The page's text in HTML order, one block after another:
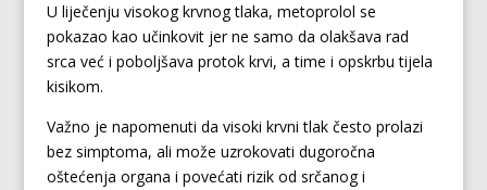
U liječenju visokog krvnog tlaka, metoprolol se
pokazao kao učinkovit jer ne samo da olakšava rad
srca već i poboljšava protok krvi, a time i opskrbu tijela
kisikom.
Važno je napomenuti da visoki krvni tlak često prolazi
bez simptoma, ali može uzrokovati dugoročna
oštećenja organa i povećati rizik od srčanog i